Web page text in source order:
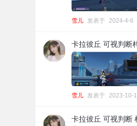
雪儿 发表于 2024-4-6
卡拉彼丘 可视判断
雪儿 发表于 2023-10-
卡拉彼丘 可视判断